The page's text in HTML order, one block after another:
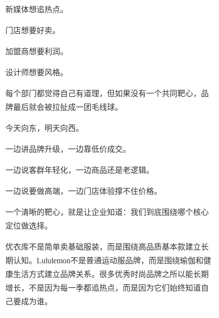
新媒体想追热点。
门店想要好卖。
加盟商想要利润。
设计师想要风格。
每个部门都觉得自己有道理，但如果没有一个共同靶心，品
牌最后就会被拉扯成一团毛线球。
今天向东，明天向西。
一边讲品牌升级，一边靠低价成交。
一边说客群年轻化，一边商品还是老逻辑。
一边说要做高端，一边门店体验撑不住价格。
一个清晰的靶心，就是让企业知道：我们到底围绕哪个核心
定位做选择。
优衣库不是简单卖基础服装，而是围绕高品质基本款建立长
期认知。Lululemon不是普通运动服品牌，而是围绕瑜伽和健
康生活方式建立品牌关系。很多优秀时尚品牌之所以能长期
增长，不是因为每一季都追热点，而是因为它们始终知道自
己要成为谁。